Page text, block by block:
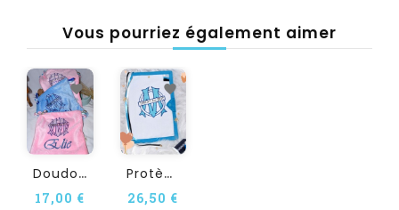
Vous pourriez également aimer
D
Oudou Personnalisé OM
17,00 €
P
Rotège Carnet De Santé OM...
26,50 €